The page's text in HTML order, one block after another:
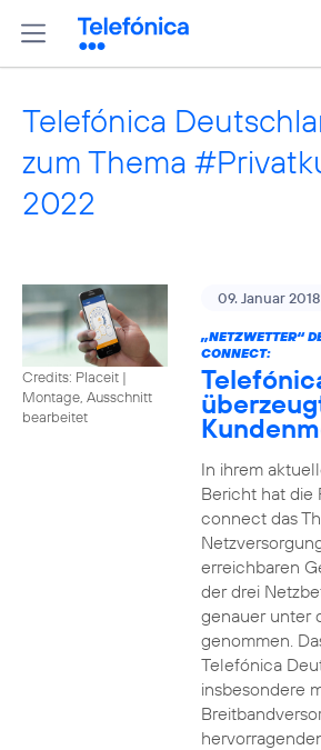
Telefónica
zum Thema
2022
Credits: Placeit |
Montage, Ausschnitt
bearbeitet
09. Januar 2018
„NETZWETTER“
CONNECT:
In ihrem
Bericht hat die
connect das
erreichbaren
der drei
genauer unter
genommen.
Telefónica
insbesondere